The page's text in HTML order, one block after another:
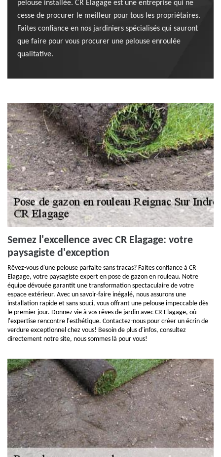
pelouse installée. CR Elagage est une entreprise qui ne
cesse de procurer le meilleur pour tous les propriétaires.
Faites confiance en nos jardiniers spécialisés qui sauront
que faire pour vous procurer une pelouse enroulée
qualitative.
Semez l'excellence avec CR Elagage: votre
paysagiste d'exception
Rêvez-vous d'une pelouse parfaite sans tracas? Faites confiance à CR
Elagage, votre paysagiste expert en pose de gazon en rouleau. Notre
équipe dévouée garantit une transformation spectaculaire de votre
espace extérieur. Avec un savoir-faire inégalé, nous assurons une
installation rapide et sans souci, vous offrant une pelouse impeccable dès
le premier jour. Donnez vie à vos rêves de jardin avec CR Elagage, où
l'expertise rencontre l'esthétique. Contactez-nous pour créer un écrin de
verdure exceptionnel chez vous! Besoin de plus d'infos, consultez
directement notre site, nous sommes là pour vous!